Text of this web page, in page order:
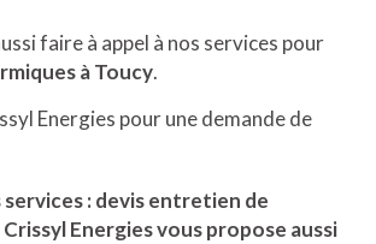
faire à appel à nos services pour
à Toucy.
Energies pour une demande de
services : devis entretien de
Crissyl Energies vous propose aussi